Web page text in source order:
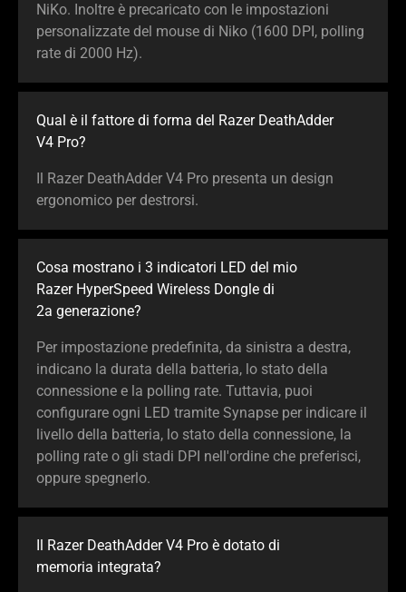
NiKo. Inoltre è precaricato con le impostazioni
personalizzate del mouse di Niko (1600 DPI, polling
rate di 2000 Hz).
Qual è il fattore di forma del Razer DeathAdder
V4 Pro?
Il Razer DeathAdder V4 Pro presenta un design
ergonomico per destrorsi.
Cosa mostrano i 3 indicatori LED del mio
Razer HyperSpeed Wireless Dongle di
2a generazione?
Per impostazione predefinita, da sinistra a destra,
indicano la durata della batteria, lo stato della
connessione e la polling rate. Tuttavia, puoi
configurare ogni LED tramite Synapse per indicare il
livello della batteria, lo stato della connessione, la
polling rate o gli stadi DPI nell'ordine che preferisci,
oppure spegnerlo.
Il Razer DeathAdder V4 Pro è dotato di
memoria integrata?